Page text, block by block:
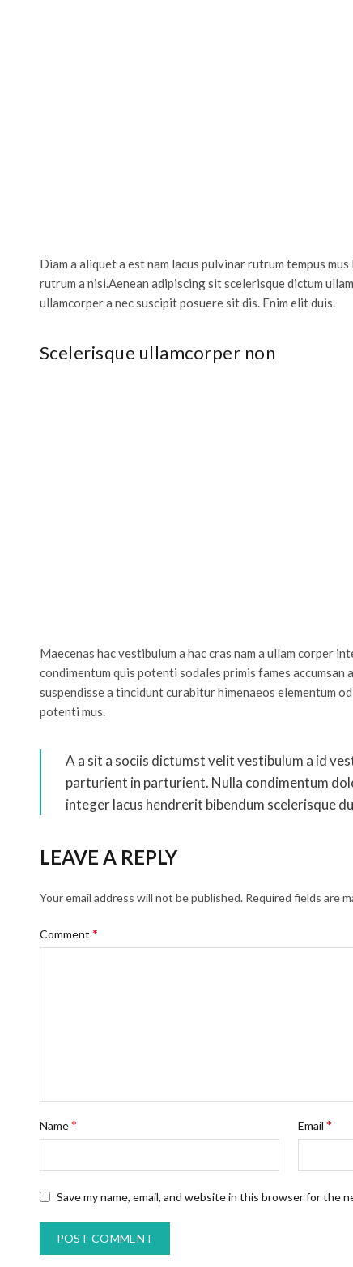
Diam a aliquet a est nam lacus pulvinar rutrum tempus
rutrum a nisi.Aenean adipiscing sit scelerisque dictum
ullamcorper a nec suscipit posuere sit dis. Enim elit duis.
Scelerisque ullamcorper non
Maecenas hac vestibulum a hac cras nam a ullam corper
condimentum quis potenti sodales primis fames
suspendisse a tincidunt curabitur himenaeos elementum
potenti mus.
A a sit a sociis dictumst velit vestibulum a id
parturient in parturient. Nulla condimentum
integer lacus hendrerit bibendum scelerisque
LEAVE A REPLY
Your email address will not be published. Required fields are
Comment *
Name* Email *
Save my name, email, and website in this browser for the